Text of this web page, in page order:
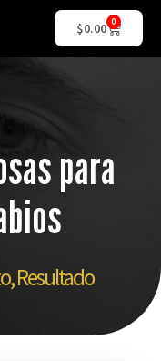
$0.00 0
para
Resultado